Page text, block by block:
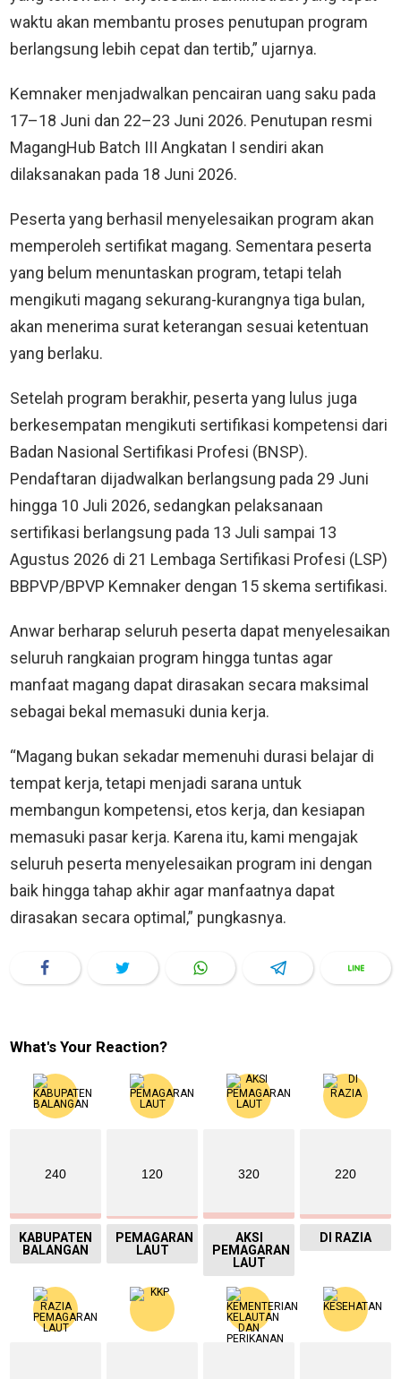
waktu akan membantu proses penutupan program
berlangsung lebih cepat dan tertib,” ujarnya.
Kemnaker menjadwalkan pencairan uang saku pada
17–18 Juni dan 22–23 Juni 2026. Penutupan resmi
MagangHub Batch III Angkatan I sendiri akan
dilaksanakan pada 18 Juni 2026.
Peserta yang berhasil menyelesaikan program akan
memperoleh sertifikat magang. Sementara peserta
yang belum menuntaskan program, tetapi telah
mengikuti magang sekurang-kurangnya tiga bulan,
akan menerima surat keterangan sesuai ketentuan
yang berlaku.
Setelah program berakhir, peserta yang lulus juga
berkesempatan mengikuti sertifikasi kompetensi dari
Badan Nasional Sertifikasi Profesi (BNSP).
Pendaftaran dijadwalkan berlangsung pada 29 Juni
hingga 10 Juli 2026, sedangkan pelaksanaan
sertifikasi berlangsung pada 13 Juli sampai 13
Agustus 2026 di 21 Lembaga Sertifikasi Profesi (LSP)
BBPVP/BPVP Kemnaker dengan 15 skema sertifikasi.
Anwar berharap seluruh peserta dapat menyelesaikan
seluruh rangkaian program hingga tuntas agar
manfaat magang dapat dirasakan secara maksimal
sebagai bekal memasuki dunia kerja.
“Magang bukan sekadar memenuhi durasi belajar di
tempat kerja, tetapi menjadi sarana untuk
membangun kompetensi, etos kerja, dan kesiapan
memasuki pasar kerja. Karena itu, kami mengajak
seluruh peserta menyelesaikan program ini dengan
baik hingga tahap akhir agar manfaatnya dapat
dirasakan secara optimal,” pungkasnya.
What's Your Reaction?
240
KABUPATEN
BALANGAN
120
PEMAGARAN
LAUT
320
AKSI
PEMAGARAN
LAUT
220
DI RAZIA